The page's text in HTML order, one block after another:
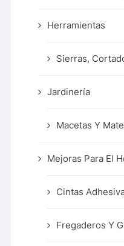
Herramientas
Sierras,
Jardinería
Macetas Y
Mejoras Para El
Cintas
Fregaderos Y